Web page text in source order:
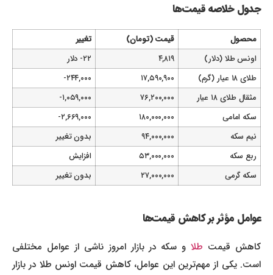
جدول خلاصه قیمت‌ها
محصول قیمت (تومان)
تغییر
اونس طلا (دلار)
۴,۸۱۹
طلای ۱۸ عیار (گرم)
۱۷,۵۹۰,۹۰۰
۲۴۴,۰۰۰-
مثقال طلای ۱۸ عیار
۷۶,۲۰۰,۰۰۰
۱,۰۵۹,۰۰۰-
سکه امامی
۱۸۰,۰۰۰,۰۰۰
۲,۶۶۹,۰۰۰-
نیم سکه
۹۴,۰۰۰,۰۰۰
بدون تغییر
ربع سکه
۵۳,۰۰۰,۰۰۰
افزایش
سکه گرمی
۲۷,۰۰۰,۰۰۰ بدون تغییر
عوامل مؤثر بر کاهش قیمت‌ها
کاهش قیمتطلا و سکه در بازار امروز ناشی از عوامل مختلفی
است. یکی از مهم‌ترین این عوامل، کاهش قیمت اونس طلا در بازار